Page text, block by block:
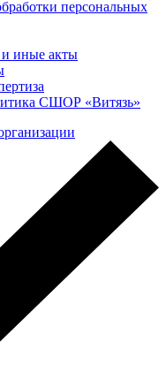
персональных
иные акты
СШОР «Витязь»